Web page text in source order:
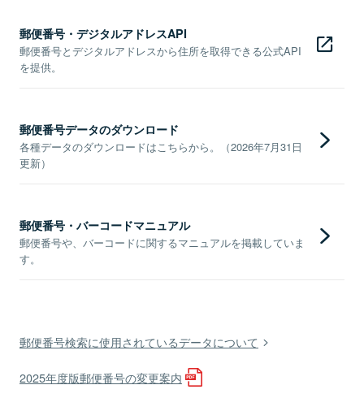
郵便番号・デジタルアドレスAPI
郵便番号とデジタルアドレスから住所を取得できる公式API
を提供。
郵便番号データのダウンロード
各種データのダウンロードはこちらから。（2026年7月31日
更新）
郵便番号・バーコードマニュアル
郵便番号や、バーコードに関するマニュアルを掲載していま
す。
郵便番号検索に使用されているデータについて
2025年度版郵便番号の変更案内